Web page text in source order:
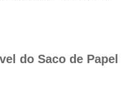
do Saco de Papel